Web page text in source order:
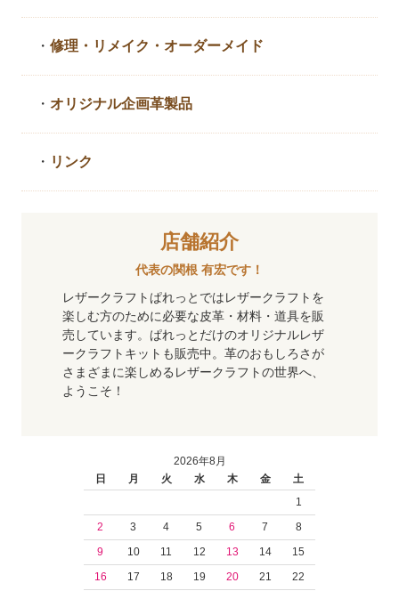
・修理・リメイク・ オーダーメイド
・ オリジナル企画革製品
・ リンク
店舗紹介
代表の関根 有宏です！
レザークラフトぱれっとではレザークラフトを
楽しむ方のために必要な皮革・材料・道具を販
売しています。ぱれっとだけのオリジナルレザ
ークラフトキットも販売中。革のおもしろさが
さまざまに楽しめるレザークラフトの世界へ、
ようこそ！
2026年8月
日
月 火 水 木 金
土
1
2
3 4 5 6 7
8
9
10 11 12 13 14
15
16
17 18 19 20 21
22